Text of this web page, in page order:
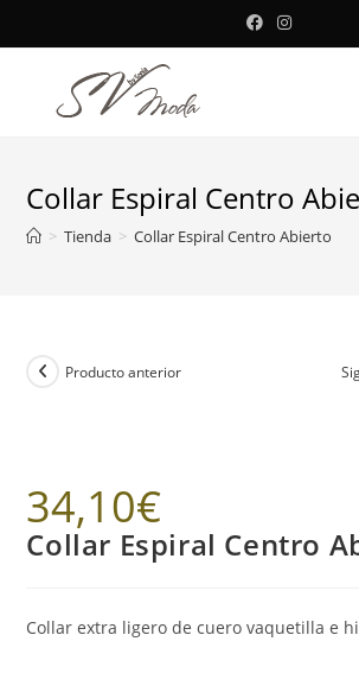
al
Collar Espiral Centro
> Tienda > Collar Espiral Centro Abierto
Producto anterior
34,10€
Collar Espiral Centro
Collar extra ligero de cuero vaquetilla e